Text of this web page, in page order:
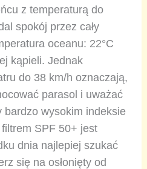
z temperaturą do
spokój przez cały
oceanu: 22°C
kąpieli. Jednak
do 38 km/h oznaczają,
parasol i uważać
bardzo wysokim indeksie
SPF 50+ jest
dnia najlepiej szukać
się na osłonięty od